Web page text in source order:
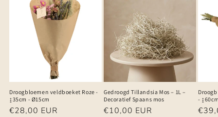
Droogbloemen veldboeket Roze -
↨35cm - Ø15cm
Normale
€28,00 EUR
Gedroogd Tillandsia Mos – 1L –
Decoratief Spaans mos
Normale
€10,00 EUR
-